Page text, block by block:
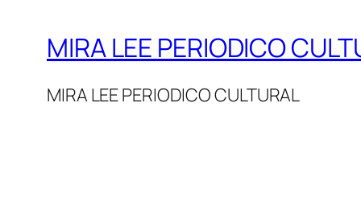
MIRA LEE PERIODICO
MIRA LEE PERIODICO CULTURAL